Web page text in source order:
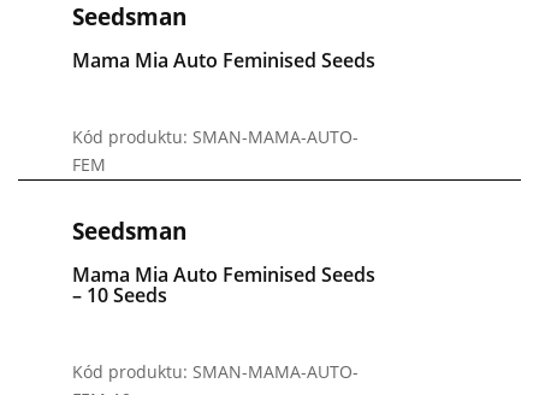
Seedsman
Mama Mia Auto Feminised Seeds
Kód produktu: SMAN-MAMA-AUTO-
FEM
Seedsman
Mama Mia Auto Feminised Seeds
– 10 Seeds
Kód produktu: SMAN-MAMA-AUTO-